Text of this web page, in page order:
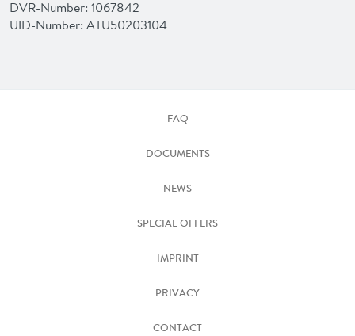
DVR-Number: 1067842
UID-Number: ATU50203104
FAQ
DOCUMENTS
NEWS
SPECIAL OFFERS
IMPRINT
PRIVACY
CONTACT